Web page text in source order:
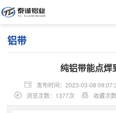
铝带
纯铝带能点焊
发布时间：2023-03-08
浏览次数：1377次
收藏次